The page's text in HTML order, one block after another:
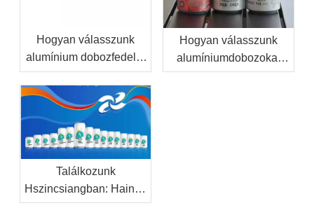
Hogyan válasszunk
alumínium dobozfedelet
az italtöltő sorokhoz
Hogyan válasszunk
alumíniumdobozokat
saját márkás
Találkozunk
Hszincsiangban: Hainan
Hiuier alumínium